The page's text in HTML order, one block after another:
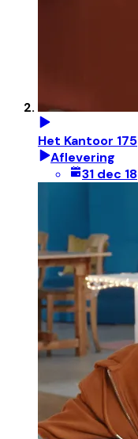
Het Kantoor 175
Aflevering
31 dec 18